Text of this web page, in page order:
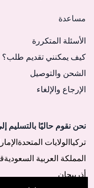
مساعدة
الأسئلة المتكررة
كيف يمكنني تقديم طلب؟
الشحن والتوصيل
الإرجاع والإلغاء
نحن نقوم حاليًا بالتسليم إلى 11
تركياالولايات المتحدة
المملكة العربية السعودية
أذربيجان